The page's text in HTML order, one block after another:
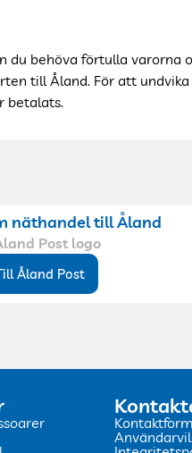
behöva förtulla varorna
till Åland. För att
betalats.
näthandel till Åland
Åland Post